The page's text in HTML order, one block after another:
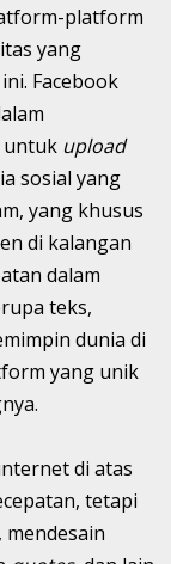
platform
yang
Facebook
untuk upload
sosial yang
yang khusus
di kalangan
dalam
teks,
dunia di
yang unik
di atas
tetapi